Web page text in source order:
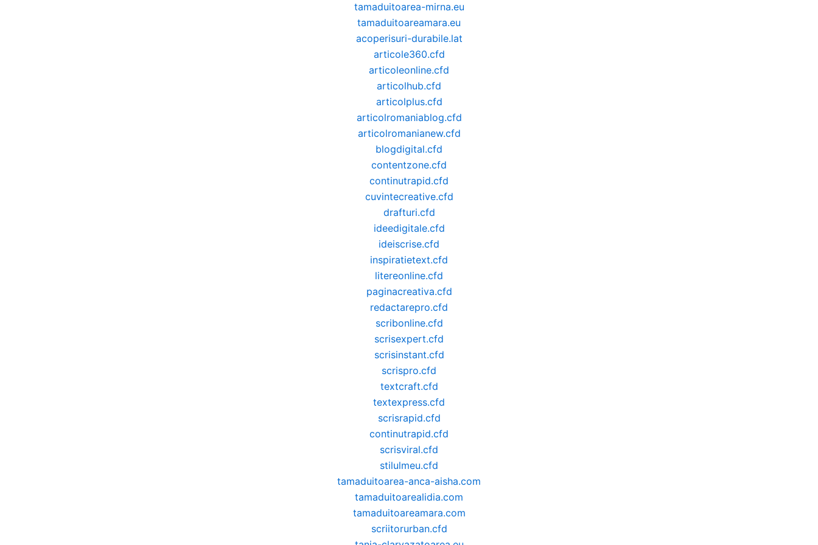
tamaduitoarea-mirna.eu
tamaduitoareamara.eu
acoperisuri-durabile.lat
articole360.cfd
articoleonline.cfd
articolhub.cfd
articolplus.cfd
articolromaniablog.cfd
articolromanianew.cfd
blogdigital.cfd
contentzone.cfd
continutrapid.cfd
cuvintecreative.cfd
drafturi.cfd
ideedigitale.cfd
ideiscrise.cfd
inspiratietext.cfd
litereonline.cfd
paginacreativa.cfd
redactarepro.cfd
scribonline.cfd
scrisexpert.cfd
scrisinstant.cfd
scrispro.cfd
textcraft.cfd
textexpress.cfd
scrisrapid.cfd
continutrapid.cfd
scrisviral.cfd
stilulmeu.cfd
tamaduitoarea-anca-aisha.com
tamaduitoarealidia.com
tamaduitoareamara.com
scriitorurban.cfd